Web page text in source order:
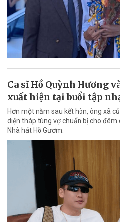
Ca sĩ Hồ Quỳnh Hương
xuất hiện tại buổi tập
Hơn một năm sau kết hôn, ông xã
diện tháp tùng vợ chuẩn bị cho đêm
Nhà hát Hồ Gươm.